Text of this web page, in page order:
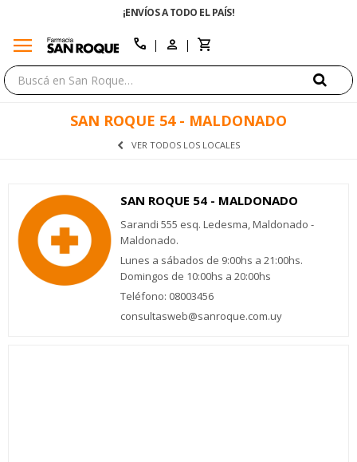
¡ENVÍOS A TODO EL PAÍS!
menu call
SAN ROQUE 54 - MALDONADO
VER TODOS LOS LOCALES
SAN ROQUE 54 - MALDONADO
Sarandi 555 esq. Ledesma, Maldonado -
Maldonado.
Lunes a sábados de 9:00hs a 21:00hs.
Domingos de 10:00hs a 20:00hs
Teléfono: 08003456
consultasweb@sanroque.com.uy
close